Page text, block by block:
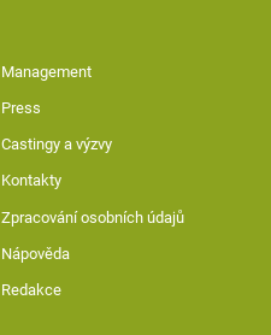
Management
Press
Castingy a výzvy
Kontakty
Zpracování osobních údajů
Nápověda
Redakce